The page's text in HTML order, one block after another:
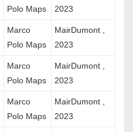
Polo Maps
2023
Marco
Polo Maps
MairDumont ,
2023
Marco
Polo Maps
MairDumont ,
2023
Marco
Polo Maps
MairDumont ,
2023